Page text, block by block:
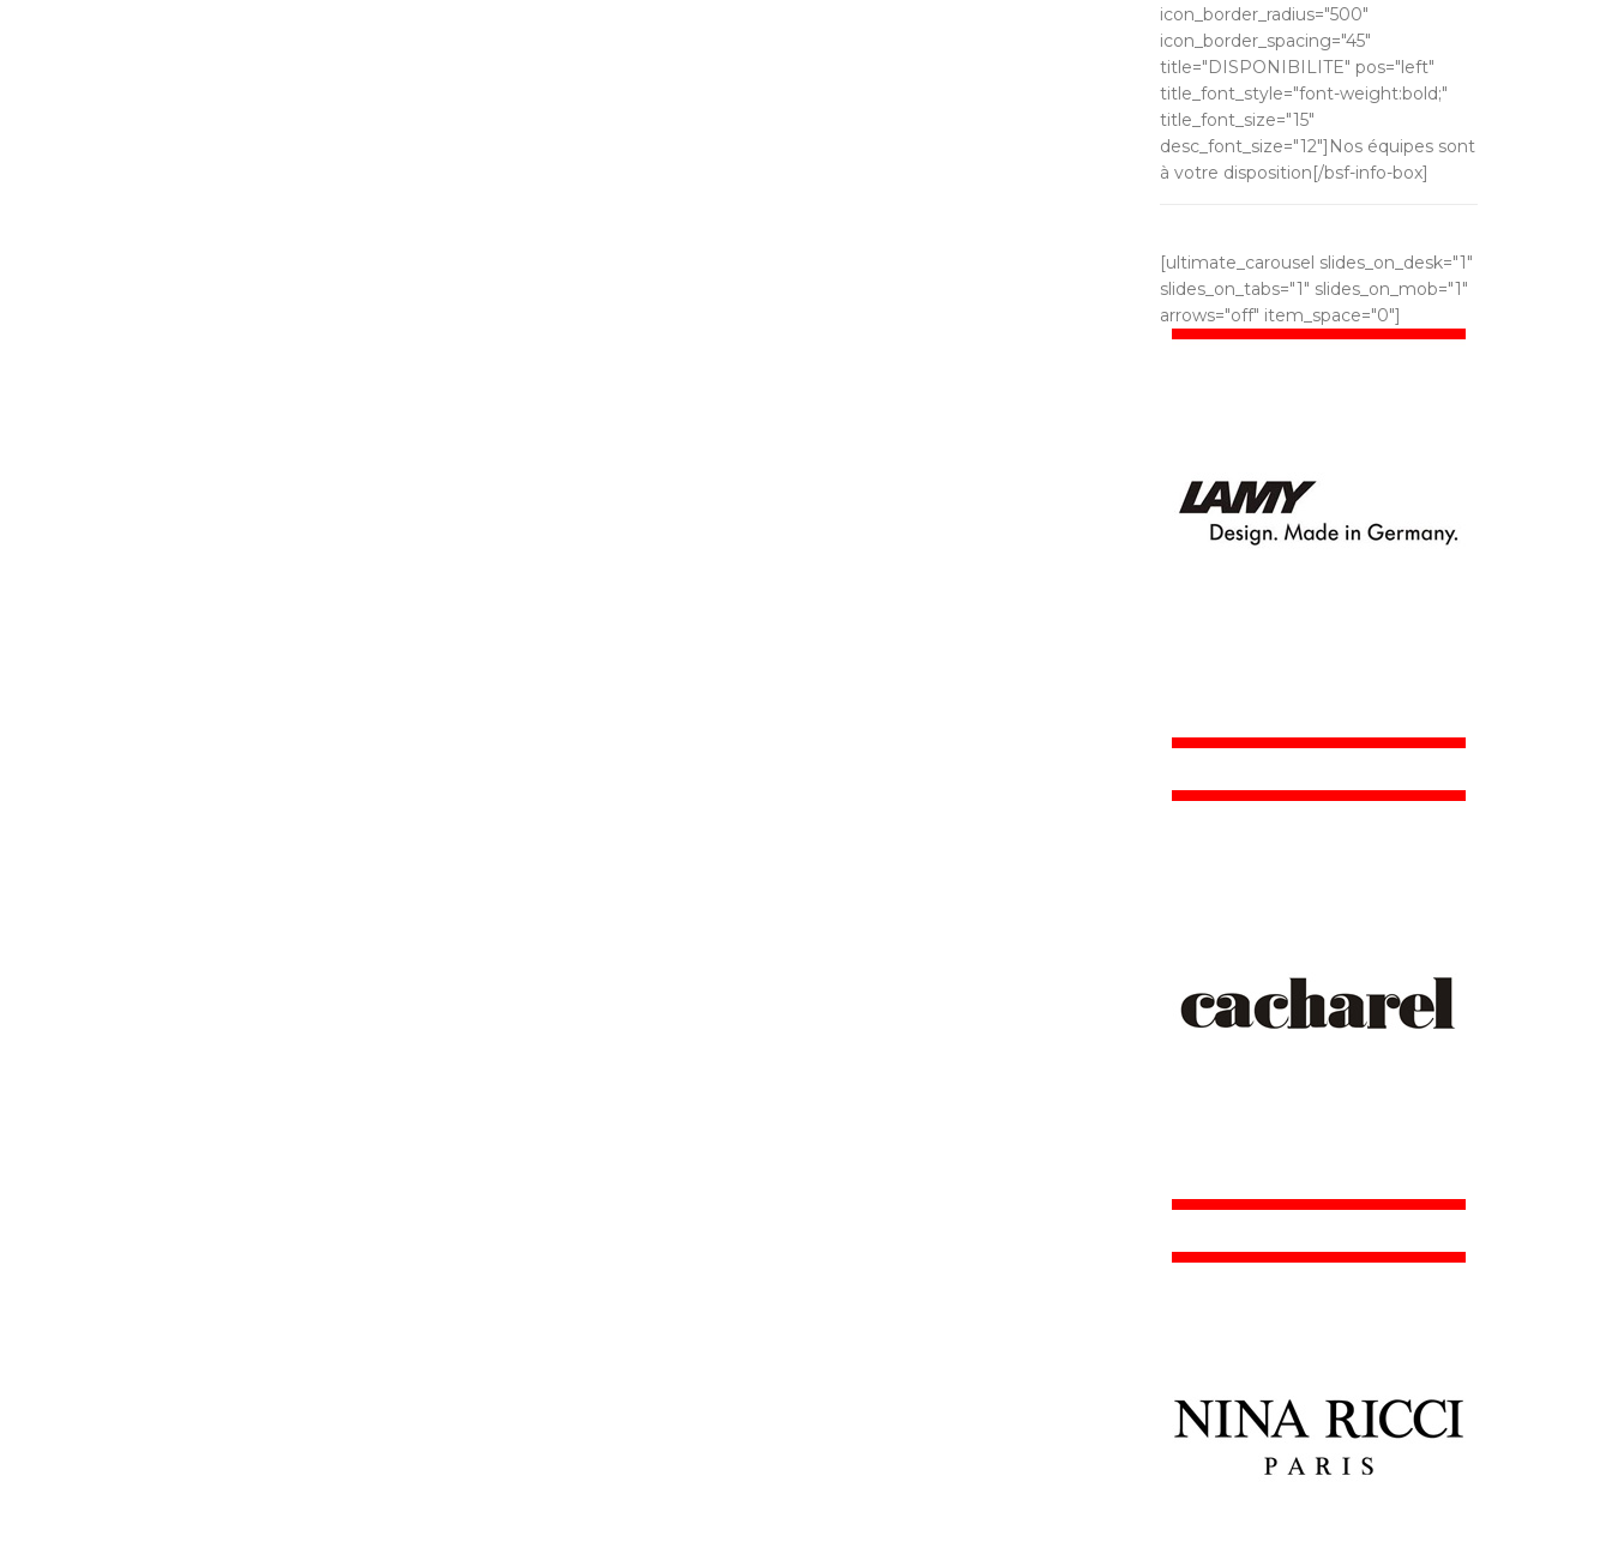
icon_border_radius="500"
icon_border_spacing="45"
title="DISPONIBILITE" pos="left"
title_font_style="font-weight:bold;"
title_font_size="15"
desc_font_size="12"]Nos équipes sont
à votre disposition[/bsf-info-box]
[ultimate_carousel slides_on_desk="1"
slides_on_tabs="1" slides_on_mob="1"
arrows="off" item_space="0"]